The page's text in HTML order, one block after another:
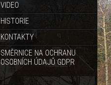
VIDEO
HISTORIE
KONTAKTY
SMĚRNICE NA OCHRANU
OSOBNÍCH ÚDAJŮ GDPR